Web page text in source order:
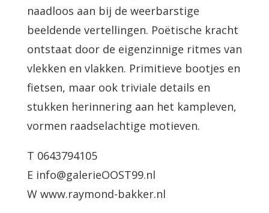
naadloos aan bij de weerbarstige
beeldende vertellingen. Poëtische kracht
ontstaat door de eigenzinnige ritmes van
vlekken en vlakken. Primitieve bootjes en
fietsen, maar ook triviale details en
stukken herinnering aan het kampleven,
vormen raadselachtige motieven.
T 0643794105
E info@galerieOOST99.nl
W www.raymond-bakker.nl